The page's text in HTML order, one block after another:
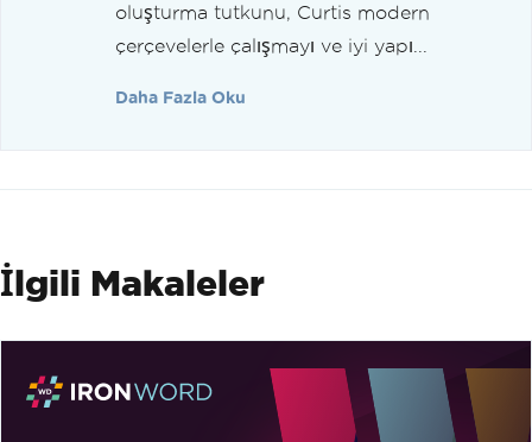
oluşturma tutkunu, Curtis modern
çerçevelerle çalışmayı ve iyi yapı...
Daha Fazla Oku
İlgili Makaleler